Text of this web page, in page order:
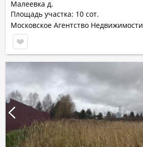
Малеевка д.
Площадь участка: 10 сот.
Московское Агентство Недвижимости